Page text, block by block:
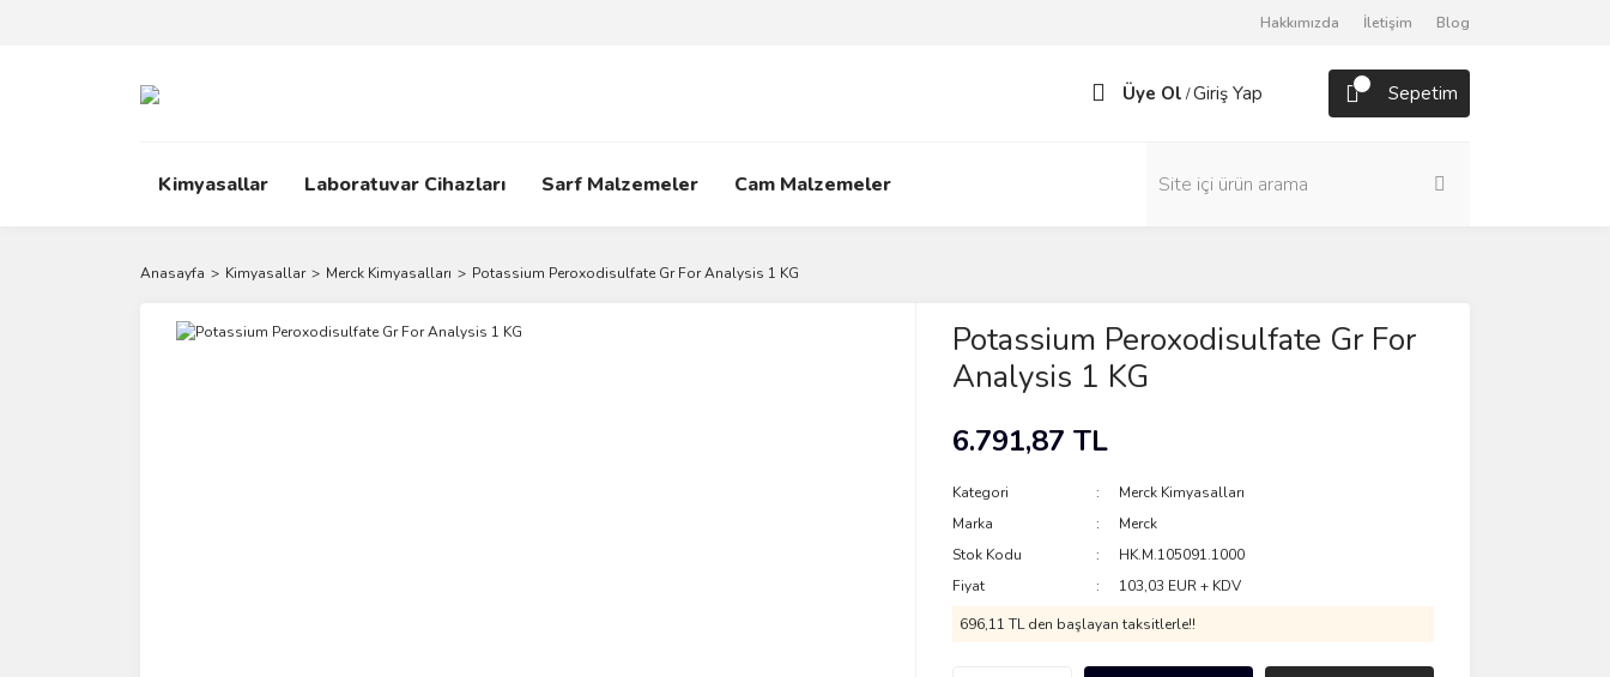
Hakkımızda İletişim Blog
Üye Ol /Giriş Yap Sepetim
Kimyasallar Laboratuvar Cihazları Sarf Malzemeler Cam Malzemeler
Anasayfa Kimyasallar Merck Kimyasalları Potassium Peroxodisulfate Gr For Analysis 1 KG
Potassium Peroxodisulfate Gr For
Analysis 1 KG
6.791,87 TL
Kategori
Merck Kimyasalları
Marka
Merck
Stok Kodu
HK.M.105091.1000
Fiyat
103,03 EUR + KDV
696,11 TL den başlayan taksitlerle!!